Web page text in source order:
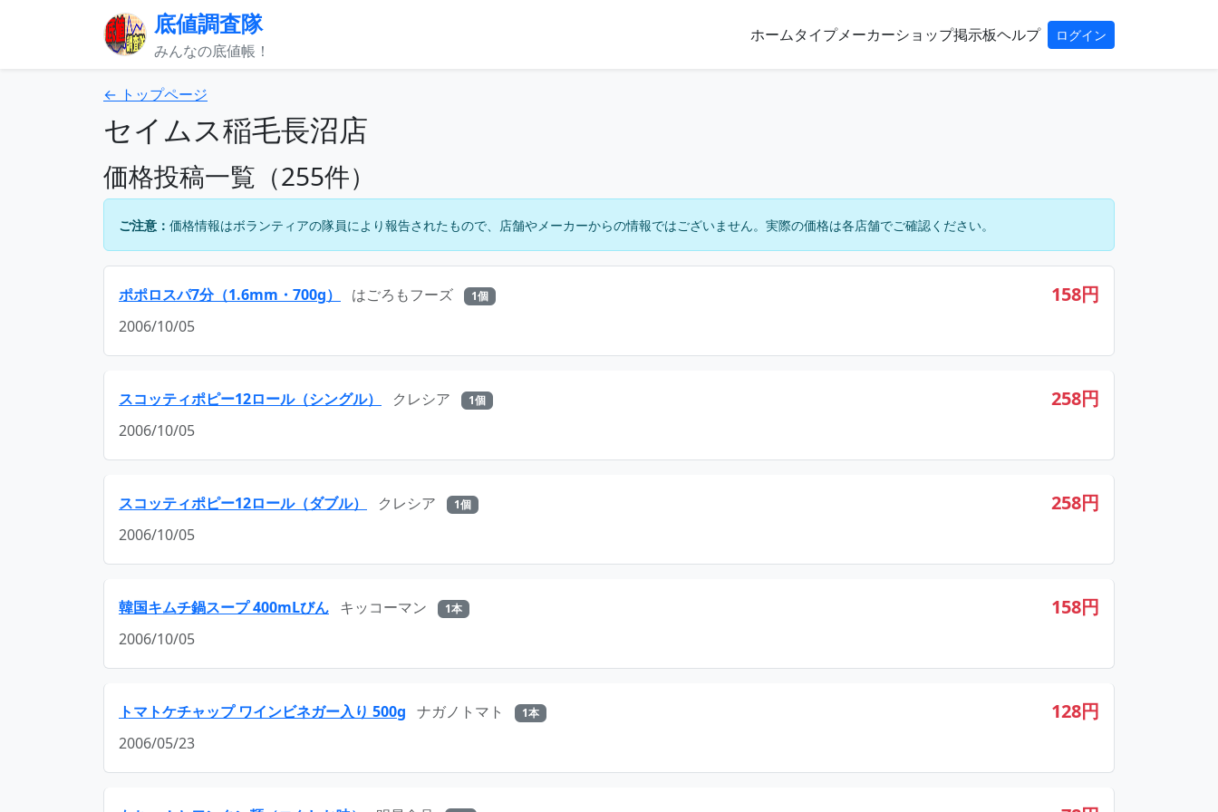
底値調査隊
みんなの底値帳！
ホームタイプメーカーショップ掲示板ヘルプ ログイン
← トップページ
セイムス稲毛長沼店
価格投稿一覧（255件）
ご注意： 価格情報はボランティアの隊員により報告されたもので、店舗やメーカーからの情報ではございません。実際の価格は各店舗でご確認ください。
ポポロスパ7分（1.6mm・700g） はごろもフーズ 1個 158円
2006/10/05
スコッティポピー12ロール（シングル） クレシア 1個 258円
2006/10/05
スコッティポピー12ロール（ダブル） クレシア 1個 258円
2006/10/05
韓国キムチ鍋スープ 400mLびん キッコーマン 1本 158円
2006/10/05
トマトケチャップ ワインビネガー入り 500g ナガノトマト 1本 128円
2006/05/23